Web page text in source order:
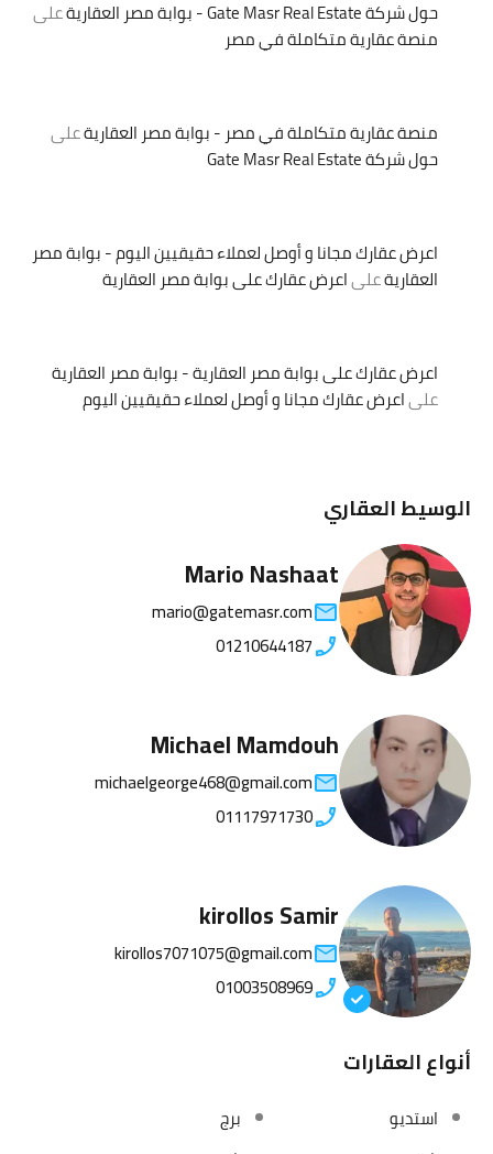
حول شركة Gate Masr Real Estate - بوابة مصر العقارية
على
منصة عقارية متكاملة في مصر
منصة عقارية متكاملة في مصر - بوابة مصر العقاريةعلى
حول شركة Gate Masr Real Estate
اعرض عقارك مجانا و أوصل لعملاء حقيقيين اليوم - بوابة مصر
العقاريةعلىاعرض عقارك على بوابة مصر العقارية
اعرض عقارك على بوابة مصر العقارية - بوابة مصر العقارية
علىاعرض عقارك مجانا و أوصل لعملاء حقيقيين اليوم
الوسيط العقاري
Mario Nashaat
mario@gatemasr.com
01210644187
Michael Mamdouh
michaelgeorge468@gmail.com
01117971730
kirollos Samir
kirollos7071075@gmail.com
01003508969
أنواع العقارات
استديو
برج